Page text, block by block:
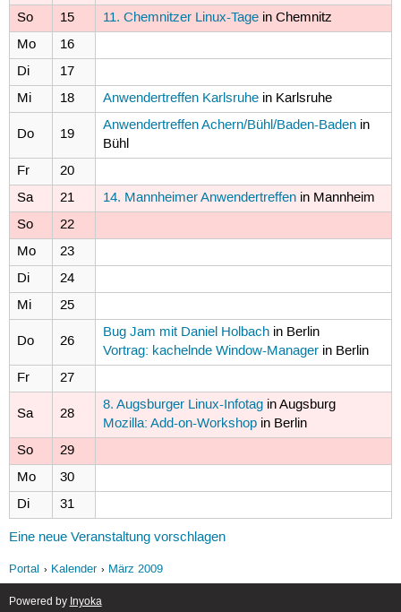
So
15 11. Chemnitzer Linux-Tage in Chemnitz
Mo
16
Di
17
Mi
18 Anwendertreffen Karlsruhe in Karlsruhe
Do 19
Anwendertreffen Achern/Bühl/Baden-Baden in
Bühl
Fr
20
Sa
21 14. Mannheimer Anwendertreffen in Mannheim
So
22
Mo
23
Di
24
Mi
25
Do 26
Bug Jam mit Daniel Holbach in Berlin
Vortrag: kachelnde Window-Manager in Berlin
Fr
27
Sa 28
8. Augsburger Linux-Infotag in Augsburg
Mozilla: Add-on-Workshop in Berlin
So
29
Mo
30
Di
31
Eine neue Veranstaltung vorschlagen
Portal Kalender März 2009
Powered by Inyoka